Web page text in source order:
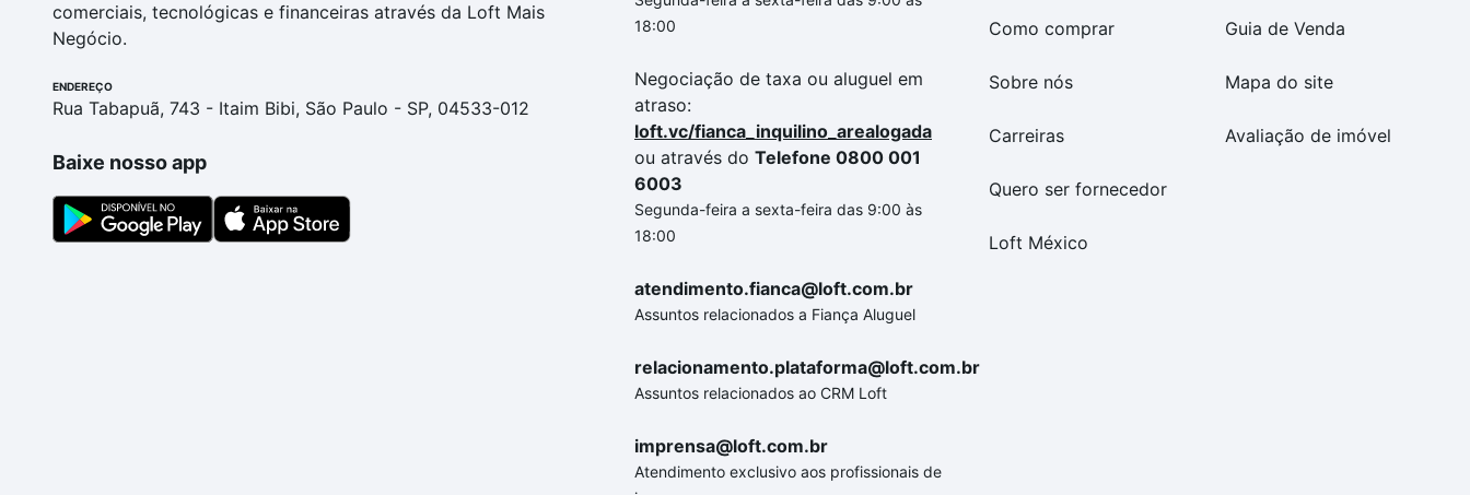
comerciais, tecnológicas e financeiras através da Loft Mais
Negócio.
ENDEREÇO
Rua Tabapuã, 743 - Itaim Bibi, São Paulo - SP, 04533-012
Baixe nosso app
18:00
Negociação de taxa ou aluguel em
atraso:
loft.vc/fianca_inquilino_arealogada
ou através do Telefone 0800 001
6003
Segunda-feira a sexta-feira das 9:00 às
18:00
atendimento.fianca@loft.com.br
Assuntos relacionados a Fiança Aluguel
relacionamento.plataforma@loft.com.br
Assuntos relacionados ao CRM Loft
imprensa@loft.com.br
Atendimento exclusivo aos profissionais de
Como comprar
Sobre nós
Carreiras
Quero ser fornecedor
Loft México
Guia de Venda
Mapa do site
Avaliação de imóvel